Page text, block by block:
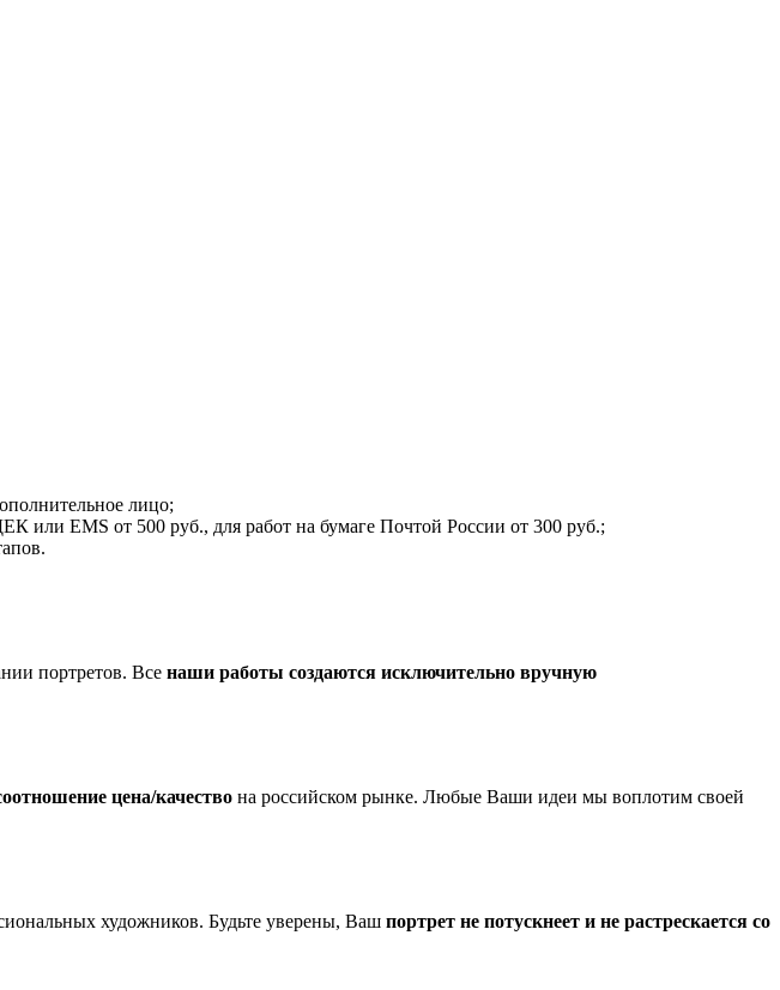
лицо;
или EMS от 500 руб., для работ на бумаге Почтой России от 300 руб.;
портретов. Все наши работы создаются исключительно вручную
цена/качество на российском рынке. Любые Ваши идеи мы воплотим своей
художников. Будьте уверены, Ваш портрет не потускнеет и не растрескается со